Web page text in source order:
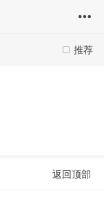
推荐
返回顶部